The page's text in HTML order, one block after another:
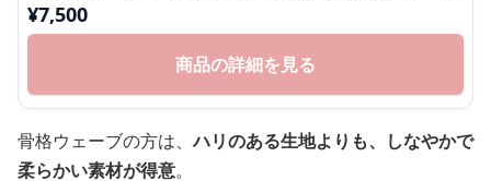
¥7,500
商品の詳細を見る
骨格ウェーブの方は、ハリのある生地よりも、しなやかで
柔らかい素材が得意。